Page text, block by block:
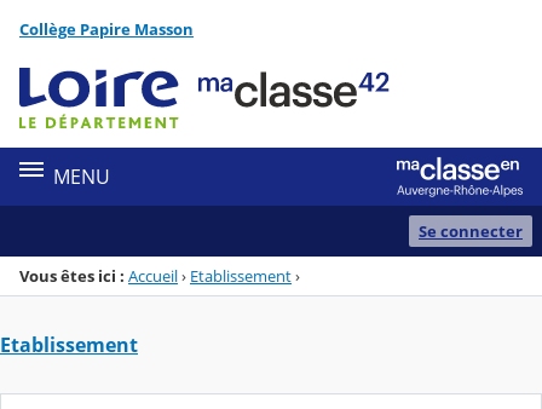
Menu de la rubrique
Contenu
Collège Papire Masson
MENU
Se connecter
Vous êtes ici : Accueil› Etablissement›
Etablissement